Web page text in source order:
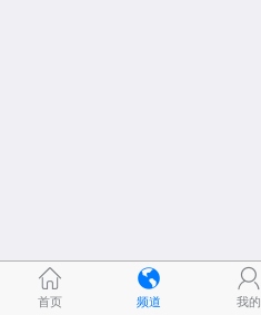
首页 频道 我的